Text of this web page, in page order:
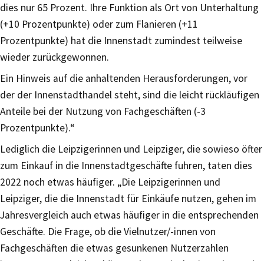
dies nur 65 Prozent. Ihre Funktion als Ort von Unterhaltung
(+10 Prozentpunkte) oder zum Flanieren (+11
Prozentpunkte) hat die Innenstadt zumindest teilweise
wieder zurückgewonnen.
Ein Hinweis auf die anhaltenden Herausforderungen, vor
der der Innenstadthandel steht, sind die leicht rückläufigen
Anteile bei der Nutzung von Fachgeschäften (-3
Prozentpunkte).“
Lediglich die Leipzigerinnen und Leipziger, die sowieso öfter
zum Einkauf in die Innenstadtgeschäfte fuhren, taten dies
2022 noch etwas häufiger. „Die Leipzigerinnen und
Leipziger, die die Innenstadt für Einkäufe nutzen, gehen im
Jahresvergleich auch etwas häufiger in die entsprechenden
Geschäfte. Die Frage, ob die Vielnutzer/-innen von
Fachgeschäften die etwas gesunkenen Nutzerzahlen